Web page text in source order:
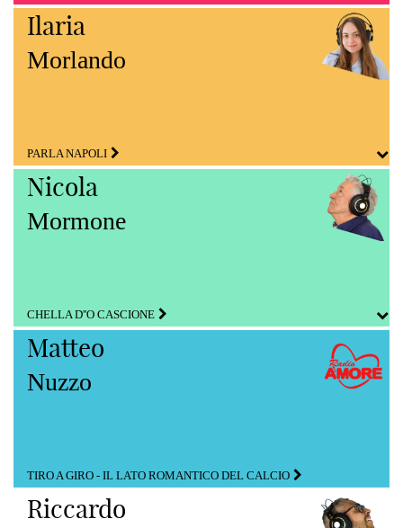
Ilaria
Morlando
PARLA NAPOLI
Nicola
Mormone
CHELLA D''O CASCIONE
Matteo
Nuzzo
TIRO A GIRO - IL LATO ROMANTICO DEL CALCIO
Riccardo